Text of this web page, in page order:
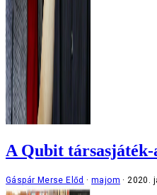
A Qubit
Gáspár Merse Előd majom 2020.